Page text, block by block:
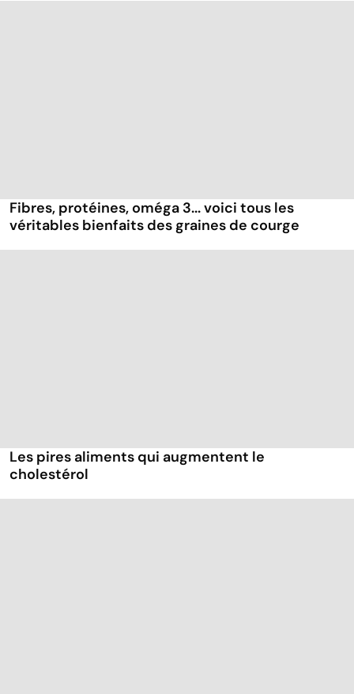
Fibres, protéines, oméga 3... voici tous les
véritables bienfaits des graines de courge
Les pires aliments qui augmentent le
cholestérol